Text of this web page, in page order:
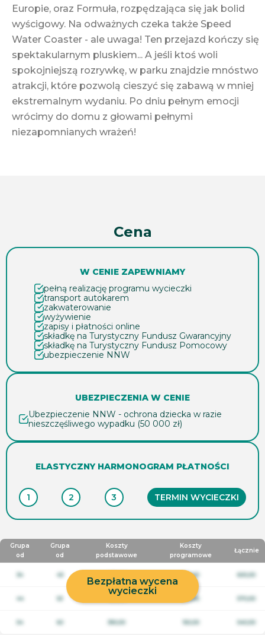
Europie, oraz Formuła, rozpędzająca się jak bolid
wyścigowy. Na odważnych czeka także Speed
Water Coaster - ale uwaga! Ten przejazd kończy się
spektakularnym pluskiem... A jeśli ktoś woli
spokojniejszą rozrywkę, w parku znajdzie mnóstwo
atrakcji, które pozwolą cieszyć się zabawą w mniej
ekstremalnym wydaniu. Po dniu pełnym emocji
wrócimy do domu z głowami pełnymi
niezapomnianych wrażeń!
Cena
W CENIE ZAPEWNIAMY
pełną realizację programu wycieczki
transport autokarem
zakwaterowanie
wyżywienie
zapisy i płatności online
składkę na Turystyczny Fundusz Gwarancyjny
składkę na Turystyczny Fundusz Pomocowy
ubezpieczenie NNW
UBEZPIECZENIA W CENIE
Ubezpieczenie NNW - ochrona dziecka w razie
nieszczęśliwego wypadku (50 000 zł)
ELASTYCZNY HARMONOGRAM PŁATNOŚCI
1 2 3 TERMIN WYCIECZKI
Grupa
od
34
44
54
Grupa
od
43
53
60
Koszty
podstawowe
420,00
390,00
Koszty
programowe
150,00
150,00
150,00
Łącznie
600,00
570,00
540,00
Bezpłatna wycena
wycieczki